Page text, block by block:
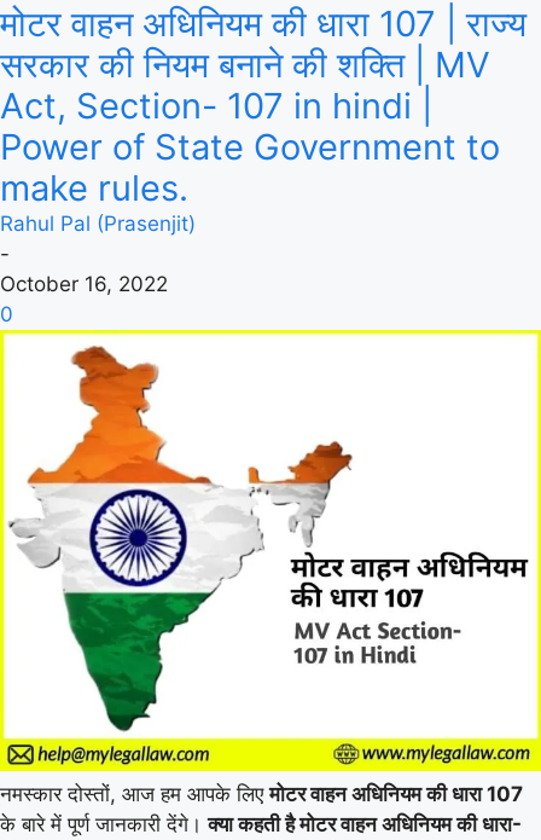
मोटर वाहन अधिनियम की धारा 107 | राज्य
सरकार की नियम बनाने की शक्ति | MV
Act, Section- 107 in hindi |
Power of State Government to
make rules.
Rahul Pal (Prasenjit)
-
October 16, 2022
0
नमस्कार दोस्तों, आज हम आपके लिएमोटर वाहन अधिनियम की धारा 107
के बारे में पूर्ण जानकारी देंगे।क्या कहती है मोटर वाहन अधिनियम की धारा-